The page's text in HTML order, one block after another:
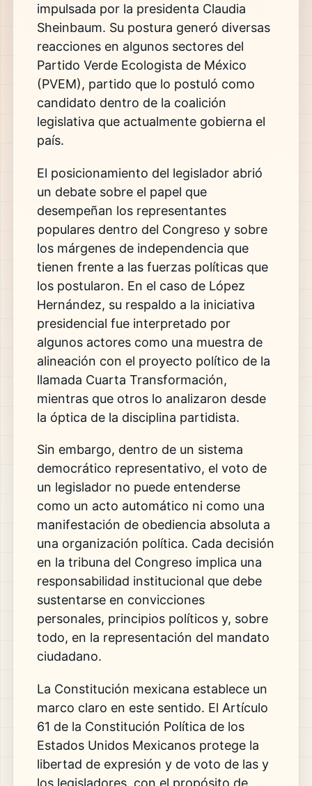
impulsada por la presidenta Claudia
Sheinbaum. Su postura generó diversas
reacciones en algunos sectores del
Partido Verde Ecologista de México
(PVEM), partido que lo postuló como
candidato dentro de la coalición
legislativa que actualmente gobierna el
país.
El posicionamiento del legislador abrió
un debate sobre el papel que
desempeñan los representantes
populares dentro del Congreso y sobre
los márgenes de independencia que
tienen frente a las fuerzas políticas que
los postularon. En el caso de López
Hernández, su respaldo a la iniciativa
presidencial fue interpretado por
algunos actores como una muestra de
alineación con el proyecto político de la
llamada Cuarta Transformación,
mientras que otros lo analizaron desde
la óptica de la disciplina partidista.
Sin embargo, dentro de un sistema
democrático representativo, el voto de
un legislador no puede entenderse
como un acto automático ni como una
manifestación de obediencia absoluta a
una organización política. Cada decisión
en la tribuna del Congreso implica una
responsabilidad institucional que debe
sustentarse en convicciones
personales, principios políticos y, sobre
todo, en la representación del mandato
ciudadano.
La Constitución mexicana establece un
marco claro en este sentido. El Artículo
61 de la Constitución Política de los
Estados Unidos Mexicanos protege la
libertad de expresión y de voto de las y
los legisladores, con el propósito de